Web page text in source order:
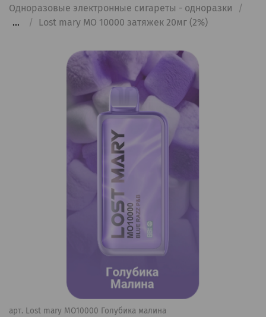
Одноразовые электронные сигареты - одноразки
...
Lost mary MO 10000 затяжек 20мг (2%)
арт. Lost mary MO10000 Голубика малина